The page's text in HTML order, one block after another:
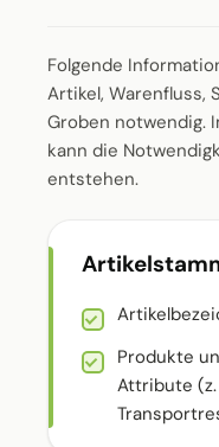
Folgende
Artikel, Warenfluss,
Groben notwendig.
kann die
entstehen.
Produkte
Attribute (z.